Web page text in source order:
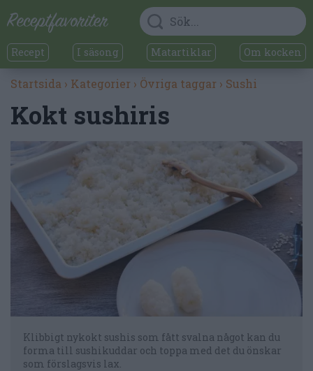
Recept I säsong Matartiklar Om kocken
Startsida › Kategorier › Övriga taggar › Sushi
Kokt sushiris
Klibbigt nykokt sushis som fått svalna något kan du
forma till sushikuddar och toppa med det du önskar
som förslagsvis lax.